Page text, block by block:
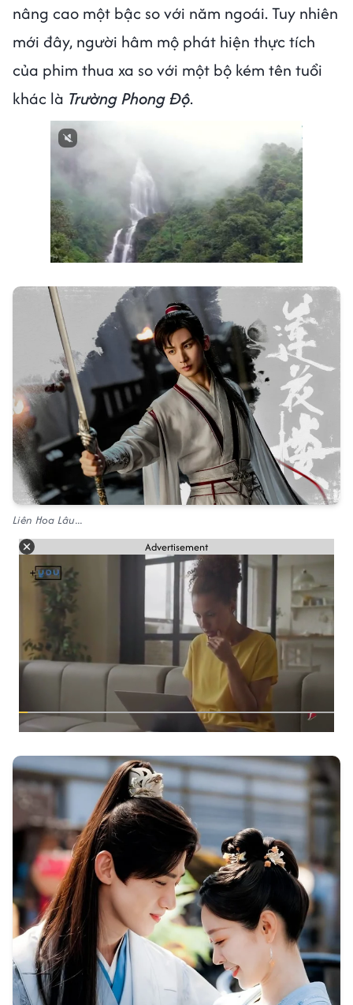
nâng cao một bậc so với năm ngoái. Tuy nhiên
mới đây, người hâm mộ phát hiện thực tích
của phim thua xa so với một bộ kém tên tuổi
khác là Trường Phong Độ.
Next video in 1 Cancel
Liên Hoa Lâu...
Advertisement